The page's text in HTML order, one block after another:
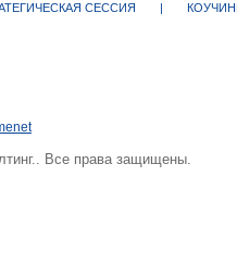
СЕССИЯ |
Все права защищены.